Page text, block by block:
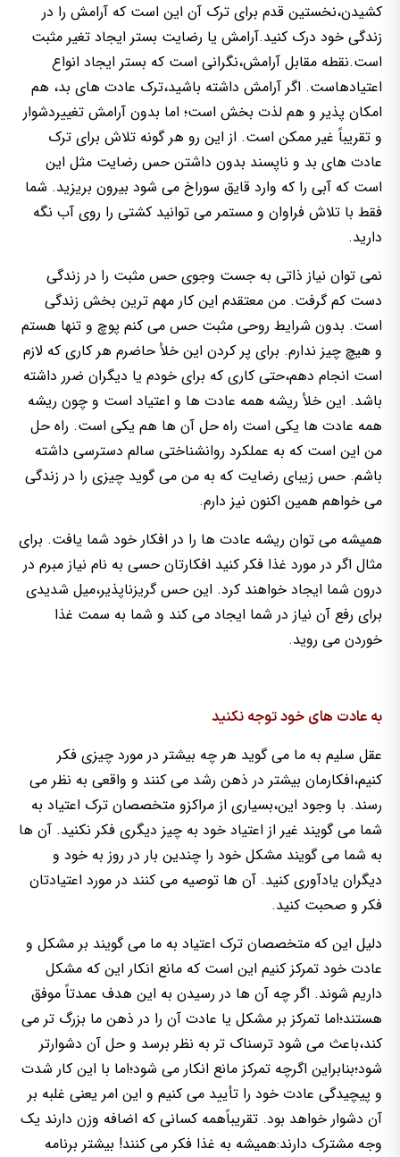
کشیدن،نخستین قدم برای ترک آن این است که آرامش را در
زندگی خود درک کنید.آرامش یا رضایت بستر ایجاد تغیر مثبت
است.نقطه مقابل آرامش،نگرانی است که بستر ایجاد انواع
اعتیادهاست. اگر آرامش داشته باشید،ترک عادت های بد، هم
امکان پذیر و هم لذت بخش است؛ اما بدون آرامش تغییردشوار
و تقریباً غیر ممکن است. از این رو هر گونه تلاش برای ترک
عادت های بد و ناپسند بدون داشتن حس رضایت مثل این
است که آبی را که وارد قایق سوراخ می شود بیرون بریزید. شما
فقط با تلاش فراوان و مستمر می توانید کشتی را روی آب نگه
دارید.
نمی توان نیاز ذاتی به جست وجوی حس مثبت را در زندگی
دست کم گرفت. من معتقدم این کار مهم ترین بخش زندگی
است. بدون شرایط روحی مثبت حس می کنم پوچ و تنها هستم
و هیچ چیز ندارم. برای پر کردن این خلأ حاضرم هر کاری که لازم
است انجام دهم،حتی کاری که برای خودم یا دیگران ضرر داشته
باشد. این خلأ ریشه همه عادت ها و اعتیاد است و چون ریشه
همه عادت ها یکی است راه حل آن ها هم یکی است. راه حل
من این است که به عملکرد روانشناختی سالم دسترسی داشته
باشم. حس زیبای رضایت که به من می گوید چیزی را در زندگی
می خواهم همین اکنون نیز دارم.
همیشه می توان ریشه عادت ها را در افکار خود شما یافت. برای
مثال اگر در مورد غذا فکر کنید افکارتان حسی به نام نیاز مبرم در
درون شما ایجاد خواهند کرد. این حس گریزناپذیر،میل شدیدی
برای رفع آن نیاز در شما ایجاد می کند و شما به سمت غذا
خوردن می روید.
به عادت های خود توجه نکنید
عقل سلیم به ما می گوید هر چه بیشتر در مورد چیزی فکر
کنیم،افکارمان بیشتر در ذهن رشد می کنند و واقعی به نظر می
رسند. با وجود این،بسیاری از مراکزو متخصصان ترک اعتیاد به
شما می گویند غیر از اعتیاد خود به چیز دیگری فکر نکنید. آن ها
به شما می گویند مشکل خود را چندین بار در روز به خود و
دیگران یادآوری کنید. آن ها توصیه می کنند در مورد اعتیادتان
فکر و صحبت کنید.
دلیل این که متخصصان ترک اعتیاد به ما می گویند بر مشکل و
عادت خود تمرکز کنیم این است که مانع انکار این که مشکل
داریم شوند. اگر چه آن ها در رسیدن به این هدف عمدتاً موفق
هستند؛اما تمرکز بر مشکل یا عادت آن را در ذهن ما بزرگ تر می
کند،باعث می شود ترسناک تر به نظر برسد و حل آن دشوارتر
شود؛بنابراین اگرچه تمرکز مانع انکار می شود؛اما با این کار شدت
و پیچیدگی عادت خود را تأیید می کنیم و این امر یعنی غلبه بر
آن دشوار خواهد بود. تقریباًهمه کسانی که اضافه وزن دارند یک
وجه مشترک دارند:همیشه به غذا فکر می کنند! بیشتر برنامه